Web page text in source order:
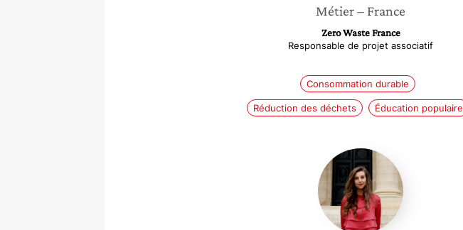
Métier– France
Zero Waste France
Responsable de projet associatif
Consommation durable
Réduction des déchets Éducation populaire
Carlotta
Gradin,
PhD